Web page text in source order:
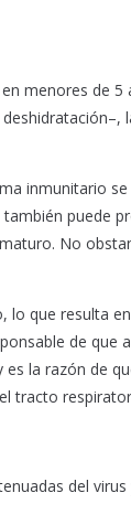
menores de 5
inmunitario
puede
No
lo que resulta
de que
es la razón de
tracto
del